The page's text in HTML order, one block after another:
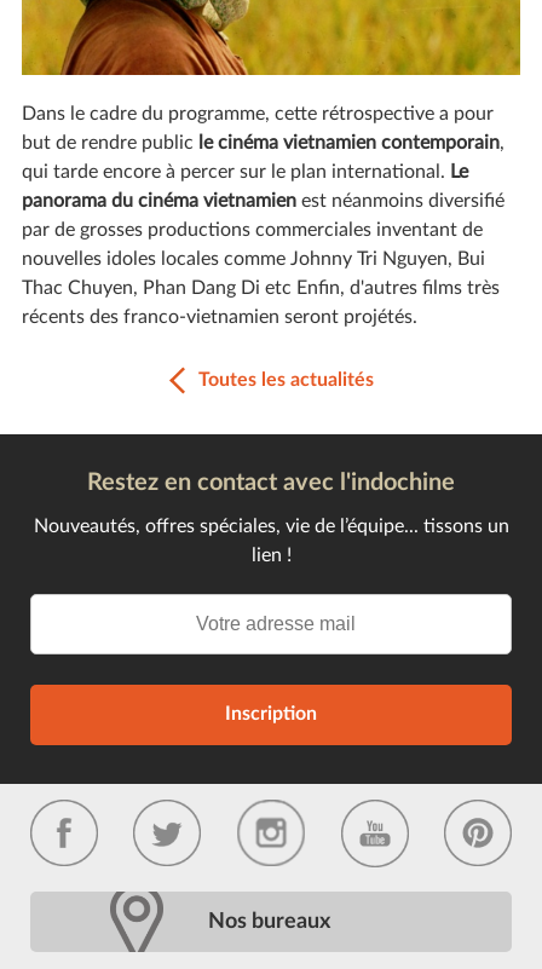
Dans le cadre du programme, cette rétrospective a pour
but de rendre public le cinéma vietnamien contemporain,
qui tarde encore à percer sur le plan international. Le
panorama du cinéma vietnamien est néanmoins diversifié
par de grosses productions commerciales inventant de
nouvelles idoles locales comme Johnny Tri Nguyen, Bui
Thac Chuyen, Phan Dang Di etc Enfin, d'autres films très
récents des franco-vietnamien seront projétés.
Toutes les actualités
Restez en contact avec l'indochine
Nouveautés, offres spéciales, vie de l’équipe... tissons un
lien !
Inscription
Nos bureaux